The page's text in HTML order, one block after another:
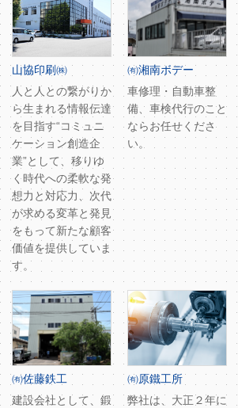
山協印刷㈱
人と人との繋がりか
ら生まれる情報伝達
を目指す“コミュニ
ケーション創造企
業”として、移りゆ
く時代への柔軟な発
想力と対応力、次代
が求める変革と発見
をもって新たな顧客
価値を提供していま
す。
㈲湘南ボデー
車修理・自動車整
備、車検代行のこと
ならお任せくださ
い。
㈲佐藤鉄工
建設会社として、鍛
㈲原鐵工所
弊社は、大正２年に